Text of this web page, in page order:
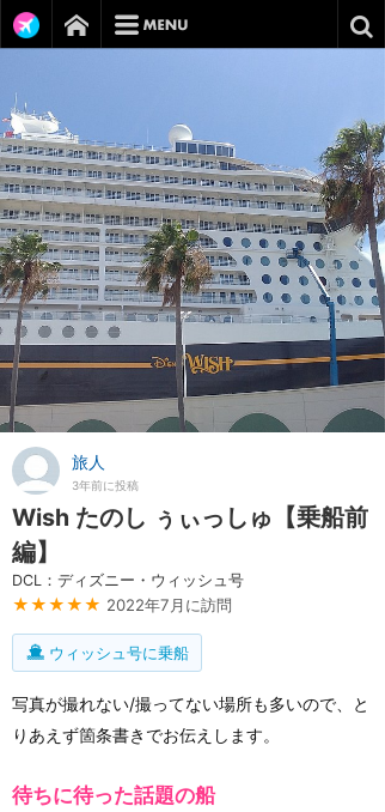
旅人
3年前に投稿
Wish たのし ぅぃっしゅ【乗船前
編】
DCL：ディズニー・ウィッシュ号
★★★★★ 2022年7月に訪問
ウィッシュ号に乗船
写真が撮れない/撮ってない場所も多いので、と
りあえず箇条書きでお伝えします。
待ちに待った話題の船